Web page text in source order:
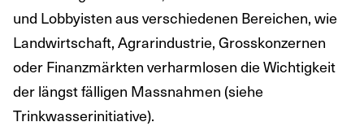
und Lobbyisten aus verschiedenen Bereichen, wie
Landwirtschaft, Agrarindustrie, Grosskonzernen
oder Finanzmärkten verharmlosen die Wichtigkeit
der längst fälligen Massnahmen (siehe
Trinkwasserinitiative).